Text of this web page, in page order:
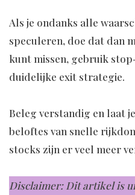
Als je ondanks alle
speculeren, doe dat dan
kunt missen, gebruik
duidelijke exit strategie.
Beleg verstandig en laat
beloftes van snelle
stocks zijn er veel meer
Disclaimer: Dit artikel is